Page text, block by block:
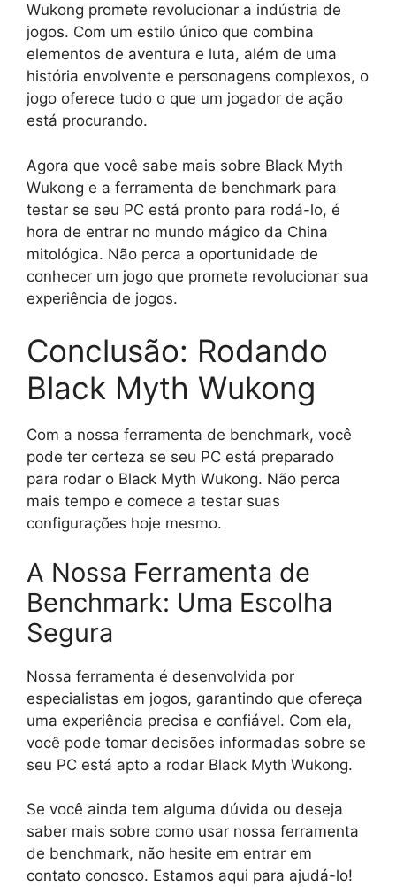
Wukong promete revolucionar a indústria de
jogos. Com um estilo único que combina
elementos de aventura e luta, além de uma
história envolvente e personagens complexos, o
jogo oferece tudo o que um jogador de ação
está procurando.
Agora que você sabe mais sobre Black Myth
Wukong e a ferramenta de benchmark para
testar se seu PC está pronto para rodá-lo, é
hora de entrar no mundo mágico da China
mitológica. Não perca a oportunidade de
conhecer um jogo que promete revolucionar sua
experiência de jogos.
Conclusão: Rodando
Black Myth Wukong
Com a nossa ferramenta de benchmark, você
pode ter certeza se seu PC está preparado
para rodar o Black Myth Wukong. Não perca
mais tempo e comece a testar suas
configurações hoje mesmo.
A Nossa Ferramenta de
Benchmark: Uma Escolha
Segura
Nossa ferramenta é desenvolvida por
especialistas em jogos, garantindo que ofereça
uma experiência precisa e confiável. Com ela,
você pode tomar decisões informadas sobre se
seu PC está apto a rodar Black Myth Wukong.
Se você ainda tem alguma dúvida ou deseja
saber mais sobre como usar nossa ferramenta
de benchmark, não hesite em entrar em
contato conosco. Estamos aqui para ajudá-lo!